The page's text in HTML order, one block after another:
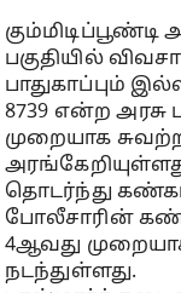
பகுதியில்
பாதுகாப்பும்
8739 என்ற
முறையாக
தொடர்ந்து
போலீசாரின்
4ஆவது
நடந்துள்ளது.